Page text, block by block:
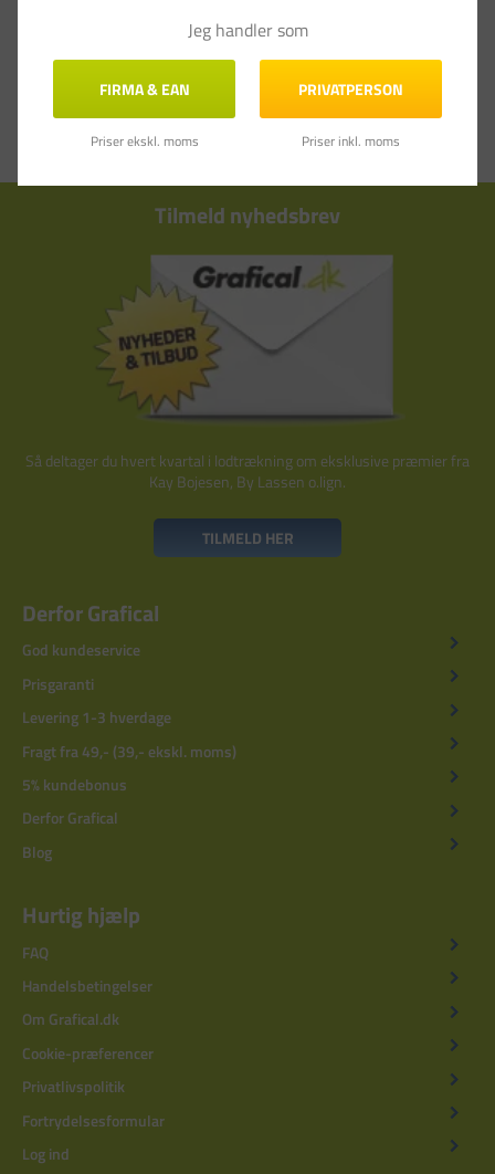
Tilmeld nyhedsbrev
Så deltager du hvert kvartal i lodtrækning om eksklusive præmier fra
Kay Bojesen, By Lassen o.lign.
TILMELD HER
Derfor Grafical
God kundeservice
Prisgaranti
Levering 1-3 hverdage
Fragt fra 49,- (39,- ekskl. moms)
5% kundebonus
Derfor Grafical
Blog
Hurtig hjælp
FAQ
Handelsbetingelser
Om Grafical.dk
Cookie-præferencer
Privatlivspolitik
Fortrydelsesformular
Log ind
Jeg handler som
FIRMA & EAN
Priser ekskl. moms
PRIVATPERSON
Priser inkl. moms